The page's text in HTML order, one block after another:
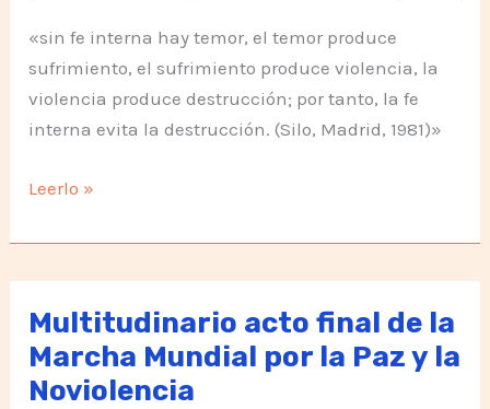
«sin fe interna hay temor, el temor produce
sufrimiento, el sufrimiento produce violencia, la
violencia produce destrucción; por tanto, la fe
interna evita la destrucción. (Silo, Madrid, 1981)»
Semana
la
NoViolencia
–
Chile
Leerlo »
Multitudinario acto final de la
Marcha Mundial por la Paz y la
Noviolencia